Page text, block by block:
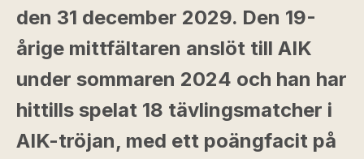
den 31 december 2029. Den 19-
årige mittfältaren anslöt till AIK
under sommaren 2024 och han har
hittills spelat 18 tävlingsmatcher i
AIK-tröjan, med ett poängfacit på